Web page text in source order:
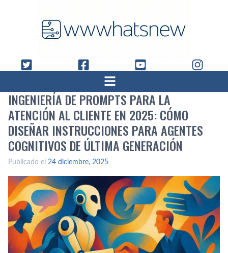
INGENIERÍA DE PROMPTS PARA LA
ATENCIÓN AL CLIENTE EN 2025: CÓMO
DISEÑAR INSTRUCCIONES PARA AGENTES
COGNITIVOS DE ÚLTIMA GENERACIÓN
Publicado el 24 diciembre, 2025